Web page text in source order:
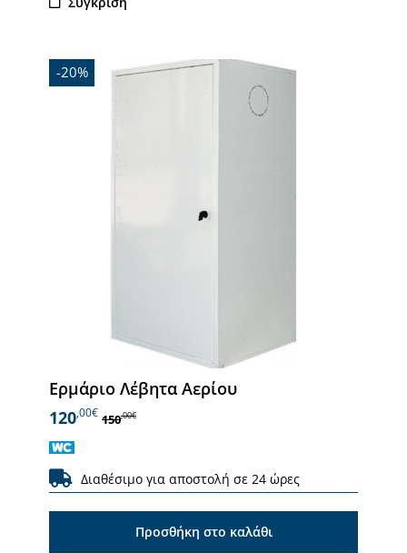
-20%
Ερμάριο Λέβητα Αερίου
120,00€ 150,00€
Διαθέσιμο για αποστολή σε 24 ώρες
Προσθήκη στο καλάθι